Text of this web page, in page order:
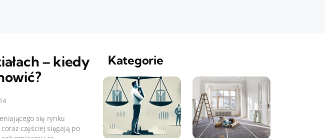
– kiedy
się rynku
częściej sięgają po
Kategorie